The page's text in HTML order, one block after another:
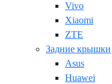
Vivo
Xiaomi
ZTE
Задние крышки
Asus
Huawei